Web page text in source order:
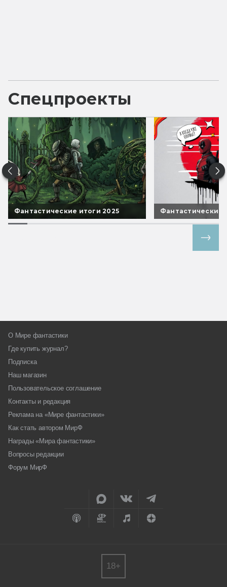
Спецпроекты
Фантастические итоги 2025 Фантастические
О Мире фантастики
Где купить журнал?
Подписка
Наш магазин
Пользовательское соглашение
Контакты и редакция
Реклама на «Мире фантастики»
Как стать автором МирФ
Награды «Мира фантастики»
Вопросы редакции
Форум МирФ
18+